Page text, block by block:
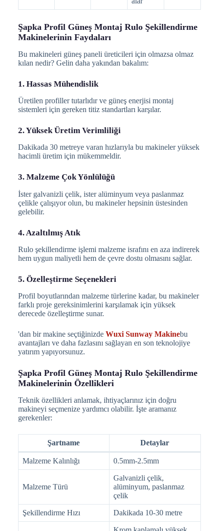
Şapka Profil Güneş Montaj Rulo Şekillendirme
Makinelerinin Faydaları
Bu makineleri güneş paneli üreticileri için olmazsa olmaz
kılan nedir? Gelin daha yakından bakalım:
1. Hassas Mühendislik
Üretilen profiller tutarlıdır ve güneş enerjisi montaj
sistemleri için gereken titiz standartları karşılar.
2. Yüksek Üretim Verimliliği
Dakikada 30 metreye varan hızlarıyla bu makineler yüksek
hacimli üretim için mükemmeldir.
3. Malzeme Çok Yönlülüğü
İster galvanizli çelik, ister alüminyum veya paslanmaz
çelikle çalışıyor olun, bu makineler hepsinin üstesinden
gelebilir.
4. Azaltılmış Atık
Rulo şekillendirme işlemi malzeme israfını en aza indirerek
hem uygun maliyetli hem de çevre dostu olmasını sağlar.
5. Özelleştirme Seçenekleri
Profil boyutlarından malzeme türlerine kadar, bu makineler
farklı proje gereksinimlerini karşılamak için yüksek
derecede özelleştirme sunar.
'dan bir makine seçtiğinizde Wuxi Sunway Makinebu
avantajları ve daha fazlasını sağlayan en son teknolojiye
yatırım yapıyorsunuz.
Şapka Profil Güneş Montaj Rulo Şekillendirme
Makinelerinin Özellikleri
Teknik özellikleri anlamak, ihtiyaçlarınız için doğru
makineyi seçmenize yardımcı olabilir. İşte aramanız
gerekenler:
Şartname Detaylar
Malzeme Kalınlığı 0.5mm-2.5mm
Malzeme Türü
Galvanizli çelik,
alüminyum, paslanmaz
çelik
Şekillendirme Hızı Dakikada 10-30 metre